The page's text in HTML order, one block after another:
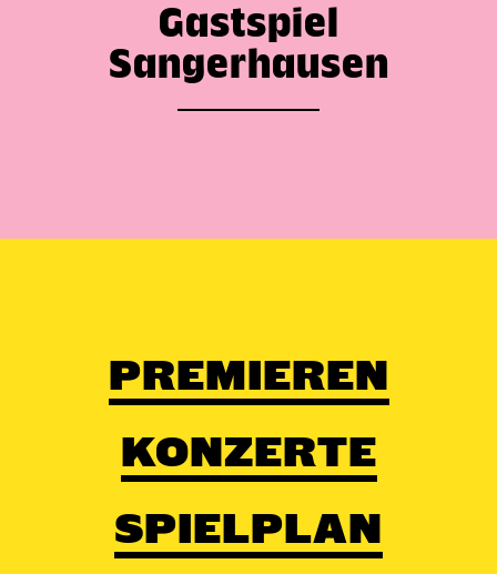
Gastspiel
Sangerhausen
PREMIEREN
KONZERTE
SPIELPLAN